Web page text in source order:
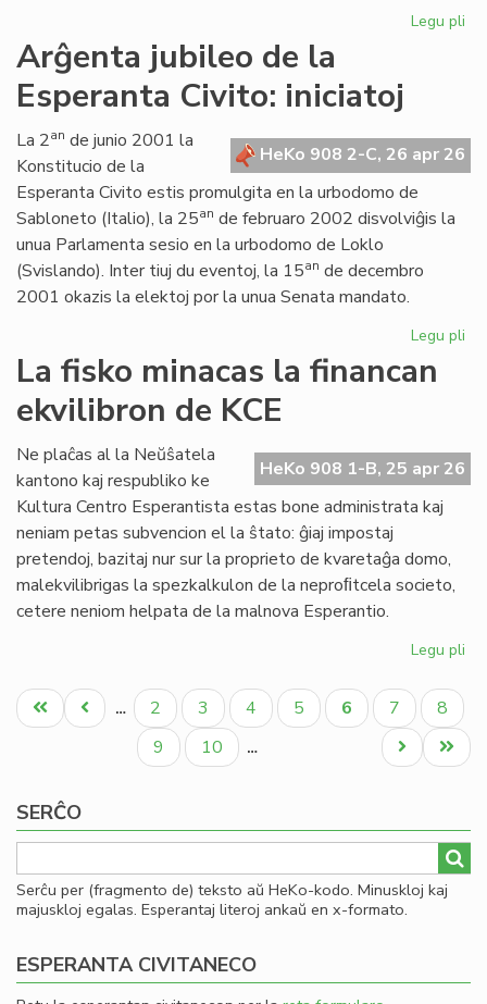
Legu pli
en
Arĝenta jubileo de la
Esperanta Civito: iniciatoj
HeKo 908 2-C, 26 apr 26
La 2an de junio 2001 la
Konstitucio de la
Esperanta Civito estis promulgita en la urbodomo de
Sabloneto (Italio), la 25an de februaro 2002 disvolviĝis la
unua Parlamenta sesio en la urbodomo de Loklo
(Svislando). Inter tiuj du eventoj, la 15an de decembro
2001 okazis la elektoj por la unua Senata mandato.
Legu pli
La fisko minacas la financan
ekvilibron de KCE
HeKo 908 1-B, 25 apr 26
Ne plaĉas al la Neŭŝatela
kantono kaj respubliko ke
Kultura Centro Esperantista estas bone administrata kaj
neniam petas subvencion el la ŝtato: ĝiaj impostaj
pretendoj, bazitaj nur sur la proprieto de kvaretaĝa domo,
malekvilibrigas la spezkalkulon de la neproﬁtcela societo,
cetere neniom helpata de la malnova Esperantio.
Legu pli
la
Pagination
Unua
paĝo
Antaŭa
paĝo
… Paĝo
2 Paĝo
3 Paĝo
4 Paĝo
5
Aktuala
paĝo
6 Paĝo
7 Paĝo
8
Paĝo
9 Paĝo
10 …
Last
page
Next
page
SERĈO
Serĉu per (fragmento de) teksto aŭ HeKo-kodo. Minuskloj kaj
majuskloj egalas. Esperantaj literoj ankaŭ en x-formato.
ESPERANTA CIVITANECO